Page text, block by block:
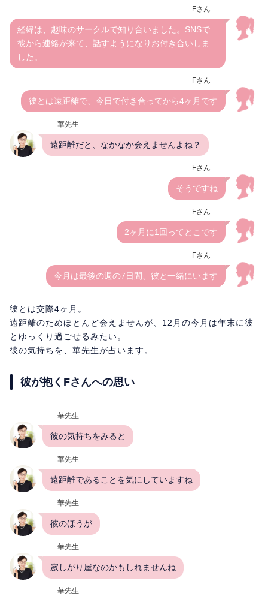
Fさん
経緯は、趣味のサークルで知り合いました。SNSで
彼から連絡が来て、話すようになりお付き合いしま
した。
Fさん
彼とは遠距離で、今日で付き合ってから4ヶ月です
華先生
遠距離だと、なかなか会えませんよね？
Fさん
そうですね
Fさん
2ヶ月に1回ってとこです
Fさん
今月は最後の週の7日間、彼と一緒にいます
彼とは交際4ヶ月。
遠距離のためほとんど会えませんが、12月の今月は年末に彼
とゆっくり過ごせるみたい。
彼の気持ちを、華先生が占います。
彼が抱くFさんへの思い
華先生
彼の気持ちをみると
華先生
遠距離であることを気にしていますね
華先生
彼のほうが
華先生
寂しがり屋なのかもしれませんね
華先生